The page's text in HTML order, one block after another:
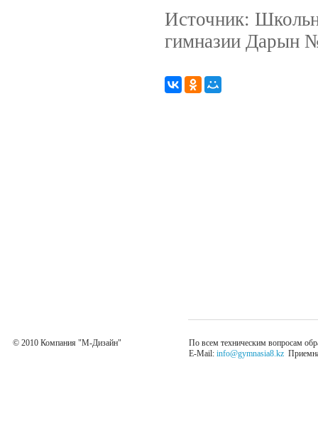
Источник:
гимназии Дарын
© 2010 Компания "М-Дизайн"
По всем техническим вопросам
E-Mail: info@gymnasia8.kz